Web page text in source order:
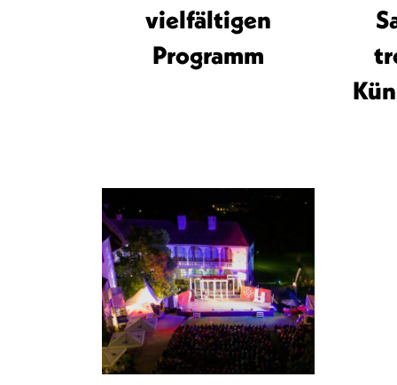
vielfältigen
Programm